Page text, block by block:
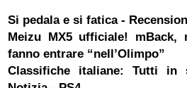
Si pedala e si fatica -
Meizu MX5 ufficiale! mBack,
fanno entrare “nell’Olimpo”
Classifiche italiane: Tutti in